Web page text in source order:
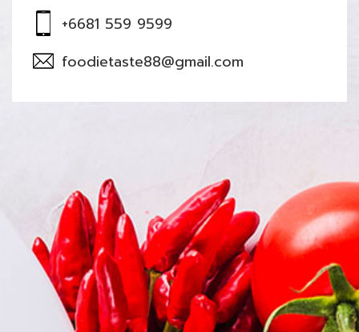
+6681 559 9599
foodietaste88@gmail.com